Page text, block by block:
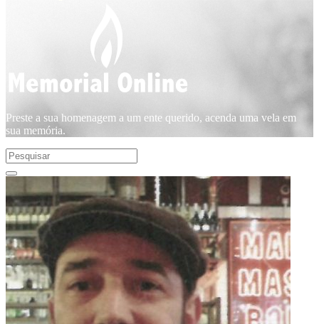
Preste a sua homenagem a um ente querido, acenda uma vela em
sua memória.